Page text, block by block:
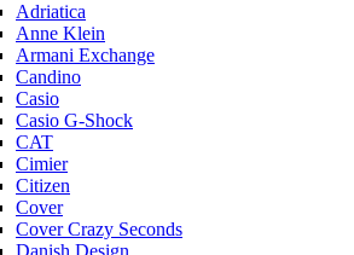
Adriatica
Anne Klein
Armani Exchange
Candino
Casio
Casio G-Shock
CAT
Cimier
Citizen
Cover
Cover Crazy Seconds
Danish Design